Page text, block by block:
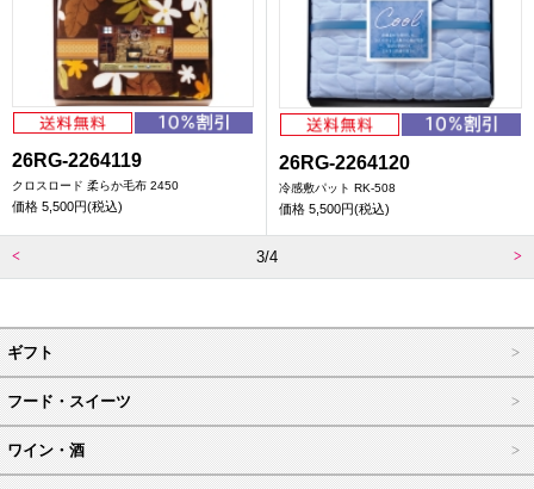
26RG-2264119
クロスロード 柔らか毛布 2450
価格 5,500円(税込)
26RG-2264120
冷感敷パット RK-508
価格 5,500円(税込)
3/4
ギフト
フード・スイーツ
ワイン・酒